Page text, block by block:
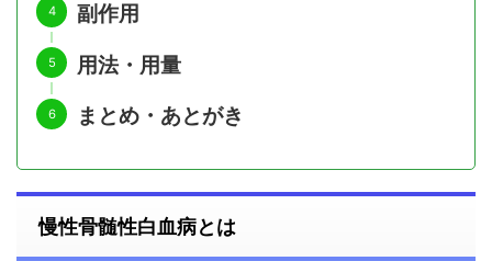
副作用
用法・用量
まとめ・あとがき
慢性骨髄性白血病とは